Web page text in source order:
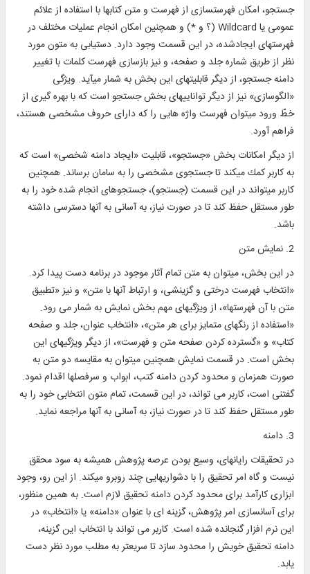
جستجو، امكان فهرست‎سازی از فهرست و متن كتابها با استفاده از علائم
عمومی يا Wildcard (؟ و *) و همچنين امكان انجام عمليات مختلف در
فهرستهای ايجادشده، در اين قسمت وجود دارد. دستيابی به متون مورد
نظر از طريق شماره جلد و صفحه، و نيز بازسازی فهرست كلمات با تغيير
دامنه جستجو، از ديگر قابليتهای اين بخش به شمار می‎آيد. ويژگی
«الگوسازی» نيز از ديگر تواناييهای بخش جستجو است كه با بهره ‎گيری از
خطّ ورود می‎توان فهرست واژه هايی را كه دارای حروف مشخصی هستند،
فراهم آورد.
از ديگر امکانات بخش «جستجو»، قابليت «ايجاد دامنه شخصی» است که
به كاربر كمك می‎كند تا جستجوی مشخصی را به سامان برساند. همچنين
كاربر می‎تواند در اين قسمت (جستجو)، جستجوهای انجام ‎شده خود را به
طور مستقل حفظ كند تا در صورت نياز، به ‎آسانی به آنها دسترسی داشته
باشد.
2. نمايش متن
در اين بخش، می‎توان به متن تمام آثار موجود در برنامه دست پيدا كرد.
«انتخاب فهرست درختی و گزينشی، و ارتباط آنها با متن» و نيز «تطبيق
متن با آن فهرستها»، از ويژگيهای مهم بخش نمايش به شمار می رود.
«استفاده از رنگهای متمايز برای هر متن»، «انتخاب عنوان، جلد و صفحه
كتاب» و «گسترده كردن صفحه متن و فهرست»، از ديگر ويژگيهای اين
بخش است. در قسمت نمايش همچنين می‎توان به مقايسه دو متن به
صورت همزمان و محدود كردن دامنه كتب، ابواب و سرفصلها اقدام نمود.
گفتنی است، كاربر می ‎تواند، در اين قسمت، تمام متون انتخابی خود را به
طور مستقل حفظ كند تا در صورت نياز، به ‎آسانی به آنها مراجعه نمايد.
3. دامنه
در تحقيقات رايانه‎ای، وسيع بودن عرصه پژوهش هميشه به سود محقق
نيست و گاه امر تحقيق را با دشواريهايی چند روبرو می‎کند. از اين ‎رو، وجود
ابزاری كارآمد برای محدود کردن دامنه تحقيق لازم است. به همين منظور،
برای آسان‎سازی امر پژوهش، گزينه ‎ای با عنوان «دامنه» يا «انتخاب» در
اين نرم افزار گنجانده شده است. کاربر می ‎تواند با انتخاب اين گزينه،
دامنه تحقيق خويش را محدود سازد تا سريعتر به مطلب مورد نظر دست
يابد.